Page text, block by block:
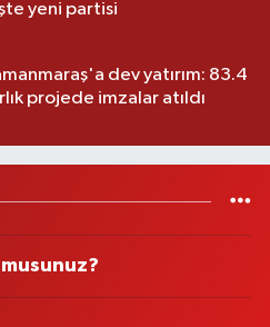
yeni partisi
dev yatırım: 83.4
projede imzalar atıldı